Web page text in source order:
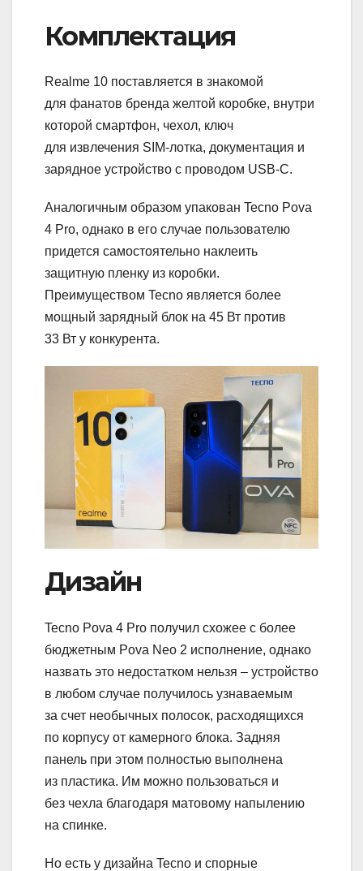
Комплектация
Realme 10 поставляется в знакомой
для фанатов бренда желтой коробке, внутри
которой смартфон, чехол, ключ
для извлечения SIM-лотка, документация и
зарядное устройство с проводом USB-C.
Аналогичным образом упакован Tecno Pova
4 Pro, однако в его случае пользователю
придется самостоятельно наклеить
защитную пленку из коробки.
Преимуществом Tecno является более
мощный зарядный блок на 45 Вт против
33 Вт у конкурента.
Дизайн
Tecno Pova 4 Pro получил схожее с более
бюджетным Pova Neo 2 исполнение, однако
назвать это недостатком нельзя – устройство
в любом случае получилось узнаваемым
за счет необычных полосок, расходящихся
по корпусу от камерного блока. Задняя
панель при этом полностью выполнена
из пластика. Им можно пользоваться и
без чехла благодаря матовому напылению
на спинке.
Но есть у дизайна Tecno и спорные